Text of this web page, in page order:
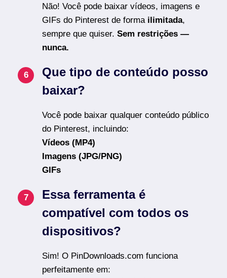
Não! Você pode baixar vídeos, imagens e
GIFs do Pinterest de forma ilimitada,
sempre que quiser. Sem restrições —
nunca.
Que tipo de conteúdo posso
baixar?
Você pode baixar qualquer conteúdo público
do Pinterest, incluindo:
Vídeos (MP4)
Imagens (JPG/PNG)
GIFs
Essa ferramenta é
compatível com todos os
dispositivos?
Sim! O PinDownloads.com funciona
perfeitamente em: